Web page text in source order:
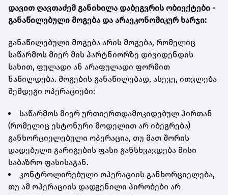
დავით ღავთაძემ განიხილა დაბეგვრის ობიექტები -
განაწილებული მოგება და არაეკონომიკურ ხარჯი:
განაწილებული მოგება არის მოგება, რომელიც
საწარმოს მიერ მის პარტნიორზე დივიდენდის
სახით, ფულადი ან არაფულადი ფორმით
ნაწილდება. მოგების განაწილებად, ასევე, ითვლება
შემდეგი ოპერაციები:
საწარმოს მიერ ურთიერთდამოკიდებულ პირთან
(რომელიც ესტონური მოდელით არ იბეგრება)
განხორციელებული ოპერაცია, თუ მათ შორის
დადებული გარიგების ფასი განსხვავდება მისი
საბაზრო ფასისაგან.
კონტროლირებული ოპერაციის განხორციელება,
თუ ამ ოპერაციის დადგენილი პირობები არ